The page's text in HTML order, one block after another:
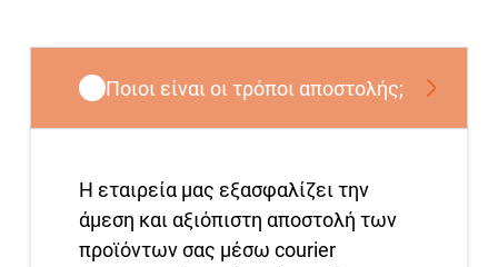
Ποιοι είναι οι τρόποι αποστολής;
Η εταιρεία μας εξασφαλίζει την
άμεση και αξιόπιστη αποστολή των
προϊόντων σας μέσω courier